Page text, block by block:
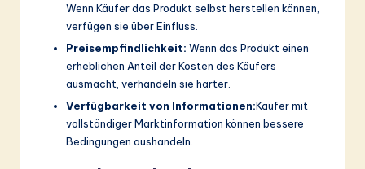
Wenn Käufer das Produkt selbst herstellen können,
verfügen sie über Einfluss.
Preisempfindlichkeit: Wenn das Produkt einen
erheblichen Anteil der Kosten des Käufers
ausmacht, verhandeln sie härter.
Verfügbarkeit von Informationen:Käufer mit
vollständiger Marktinformation können bessere
Bedingungen aushandeln.